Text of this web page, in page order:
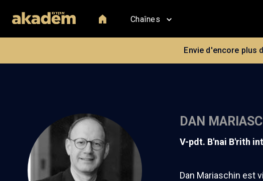
Chaînes
Envie d'encore plus
DAN
v-pdt. B'nai B'rith
Dan Mariaschin est